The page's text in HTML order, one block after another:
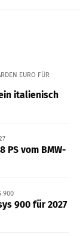
EURO FÜR
italienisch
PS vom BMW-
900
900 für 2027